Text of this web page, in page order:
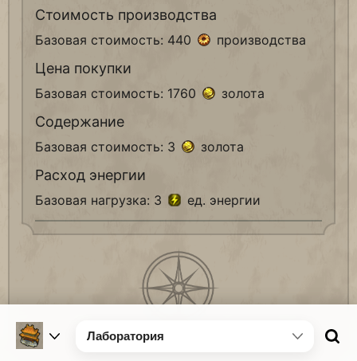
Стоимость производства
Базовая стоимость: 440 производства
Цена покупки
Базовая стоимость: 1760 золота
Содержание
Базовая стоимость: 3 золота
Расход энергии
Базовая нагрузка: 3 ед. энергии
Лаборатория